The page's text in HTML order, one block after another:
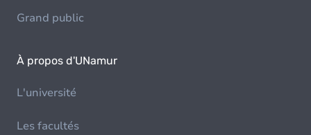
Grand public
À propos d'UNamur
L'université
Les facultés